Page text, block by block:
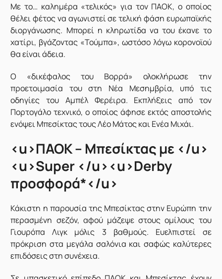
Με το… καλημέρα «τελικός» για τον ΠΑΟΚ, ο οποίος
θέλει φέτος να αγωνιστεί σε τελική φάση ευρωπαϊκής
διοργάνωσης. Μπορεί η κληρωτίδα να του έκανε το
χατίρι, βγάζοντας «Τούμπα», ωστόσο λόγω κορονοϊού
θα είναι άδεια.
Ο «δικέφαλος του Βορρά» ολοκλήρωσε την
προετοιμασία του στη Νέα Μεσημβρία, υπό τις
οδηγίες του Αμπέλ Φερέιρα. Εκπλήξεις από τον
Πορτογάλο τεχνικό, ο οποίος άφησε εκτός αποστολής
ενόψει Μπεσίκτας τους Λέο Μάτος και Ενέα Μιχάι.
<u>ΠΑΟΚ – Μπεσίκτας με </u>
<u>Super </u><u>Derby
προσφορά*</u>
Κάκιστη η παρουσία της Μπεσίκτας στην Ευρώπη την
περασμένη σεζόν, αφού μάζεψε στους ομίλους του
Γιουρόπα Λιγκ μόλις 3 βαθμούς. Ευελπιστεί σε
πρόκριση στα μεγάλα σαλόνια και σαφώς καλύτερες
επιδόσεις στη συνέχεια.